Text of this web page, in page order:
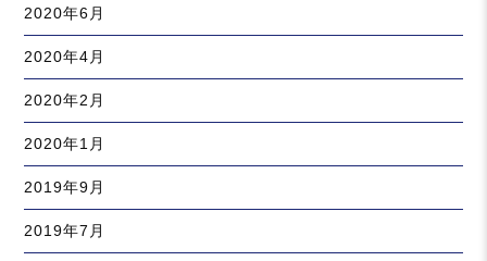
2020年6月
2020年4月
2020年2月
2020年1月
2019年9月
2019年7月